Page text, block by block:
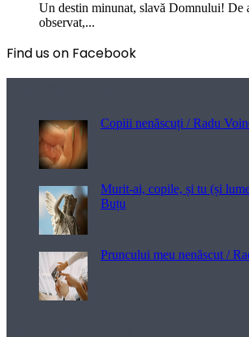
Un destin minunat, slavă Domnului! De
observat,...
Find us on Facebook
Copiii nenăscuți / Radu
Murit-ai, copile, și tu (și
Buțu
Pruncului meu nenăscut /